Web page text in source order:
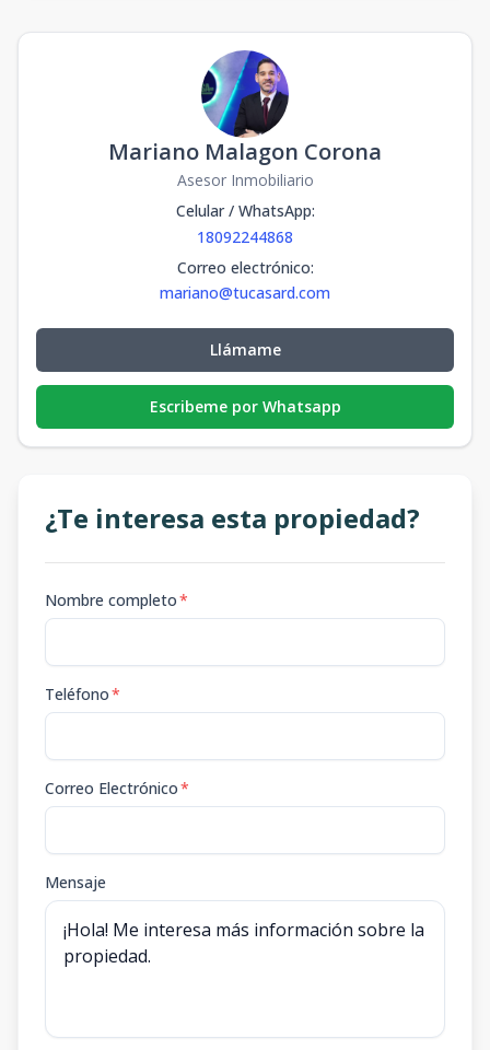
Mariano Malagon Corona
Asesor Inmobiliario
Celular / WhatsApp:
18092244868
Correo electrónico:
mariano@tucasard.com
Llámame
Escribeme por Whatsapp
¿Te interesa esta propiedad?
Nombre completo*
Teléfono*
Correo Electrónico*
Mensaje